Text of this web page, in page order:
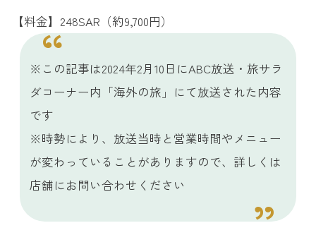
【料金】248SAR（約9,700円）
※この記事は2024年2月10日にABC放送・旅サラ
ダコーナー内「海外の旅」にて放送された内容
です
※時勢により、放送当時と営業時間やメニュー
が変わっていることがありますので、詳しくは
店舗にお問い合わせください